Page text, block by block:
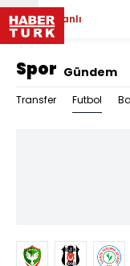
Canlı
Spor Gündem
Transfer Futbol